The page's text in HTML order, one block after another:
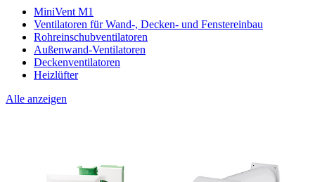
MiniVent M1
Ventilatoren für Wand-, Decken- und Fenstereinbau
Rohreinschubventilatoren
Außenwand-Ventilatoren
Deckenventilatoren
Heizlüfter
Alle anzeigen